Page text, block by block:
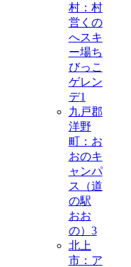
村：村
営くの
へスキ
ー場ち
びっこ
ゲレン
デ1
九戸郡
洋野
町：お
おのキ
ャンパ
ス（道
の駅
おお
の） 3
北上
市：ア